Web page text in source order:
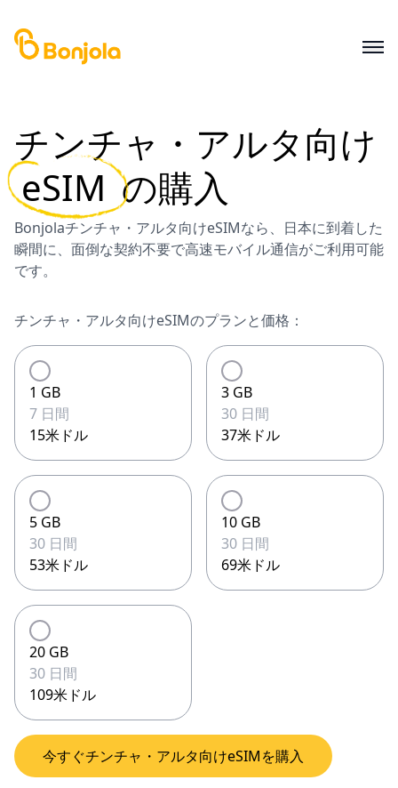
チンチャ・アルタ向け
eSIM の購入
Bonjolaチンチャ・アルタ向けeSIMなら、日本に到着した
瞬間に、面倒な契約不要で高速モバイル通信がご利用可能
です。
チンチャ・アルタ向けeSIMのプランと価格：
1 GB
7 日間
15米ドル
3 GB
30 日間
37米ドル
5 GB
30 日間
53米ドル
10 GB
30 日間
69米ドル
20 GB
30 日間
109米ドル
今すぐチンチャ・アルタ向けeSIMを購入